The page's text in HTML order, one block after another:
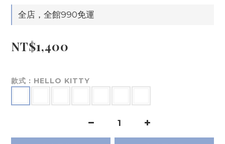
全店，全館990免運
NT$1,400
款式 : HELLO KITTY